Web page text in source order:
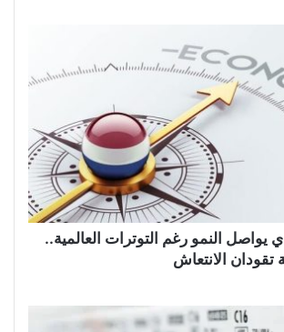
يواصل النمو رغم التوترات العالمية..
تقودان الانتعاش